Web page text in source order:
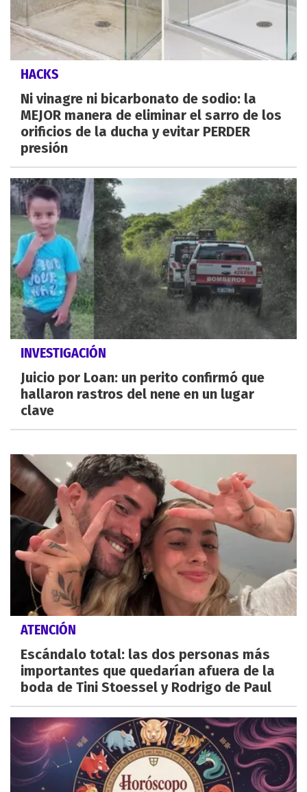
HACKS
Ni vinagre ni bicarbonato de sodio: la
MEJOR manera de eliminar el sarro de los
orificios de la ducha y evitar PERDER
presión
INVESTIGACIÓN
Juicio por Loan: un perito confirmó que
hallaron rastros del nene en un lugar
clave
ATENCIÓN
Escándalo total: las dos personas más
importantes que quedarían afuera de la
boda de Tini Stoessel y Rodrigo de Paul